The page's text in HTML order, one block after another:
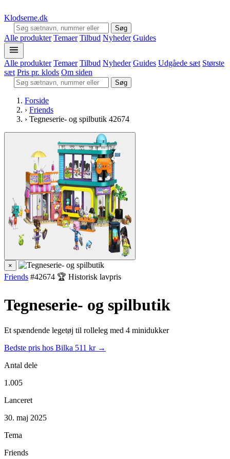
Klodserne.dk
Søg
Alle produkter Temaer Tilbud Nyheder Guides
Alle produkter Temaer Tilbud Nyheder Guides Udgåede sæt Største
sæt Pris pr. klods Om siden
Søg
Forside
› Friends
› Tegneserie- og spilbutik 42674
×
Friends #42674 🏆 Historisk lavpris
Tegneserie- og spilbutik
Et spændende legetøj til rolleleg med 4 minidukker
Bedste pris hos Bilka 511 kr →
Antal dele
1.005
Lanceret
30. maj 2025
Tema
Friends